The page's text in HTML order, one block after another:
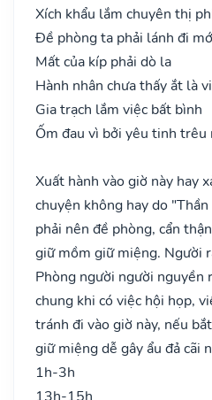
Xích khẩu lắm chuyên thị
Đề phòng ta phải lánh đi
Mất của kíp phải dò la
Hành nhân chưa thấy ắt là
Gia trạch lắm việc bất bình
Ốm đau vì bởi yêu tinh trêu
Xuất hành vào giờ này hay
chuyện không hay do
phải nên đề phòng, cẩn
giữ mồm giữ miệng. Người
Phòng người người nguyền
chung khi có việc hội họp,
tránh đi vào giờ này, nếu
giữ miệng dễ gây ẩu đả cãi
1h-3h